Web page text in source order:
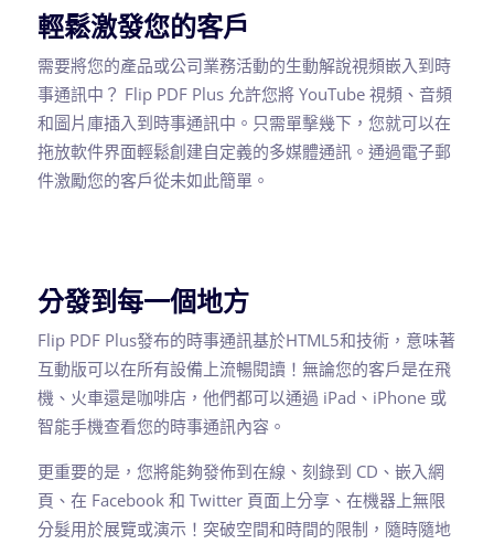
輕鬆激發您的客戶
需要將您的產品或公司業務活動的生動解說視頻嵌入到時
事通訊中？ Flip PDF Plus 允許您將 YouTube 視頻、音頻
和圖片庫插入到時事通訊中。只需單擊幾下，您就可以在
拖放軟件界面輕鬆創建自定義的多媒體通訊。通過電子郵
件激勵您的客戶從未如此簡單。
分發到每一個地方
Flip PDF Plus發布的時事通訊基於HTML5和技術，意味著
互動版可以在所有設備上流暢閱讀！無論您的客戶是在飛
機、火車還是咖啡店，他們都可以通過 iPad、iPhone 或
智能手機查看您的時事通訊內容。
更重要的是，您將能夠發佈到在線、刻錄到 CD、嵌入網
頁、在 Facebook 和 Twitter 頁面上分享、在機器上無限
分髮用於展覽或演示！突破空間和時間的限制，隨時隨地